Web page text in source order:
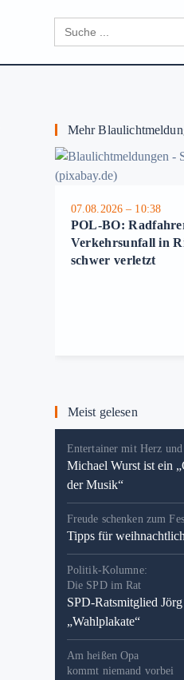
Search
for:
Mehr
07.08.2026 – 10:38
POL-BO:
Verkehrsunfall in
schwer verletzt
Meist gelesen
Entertainer mit Herz
Michael Wurst ist ein
der Musik“
Freude schenken zum
Tipps für
Politik-Kolumne:
Die SPD im Rat
SPD-Ratsmitglied
„Wahlplakate“
Am heißen Opa
kommt niemand vorbei